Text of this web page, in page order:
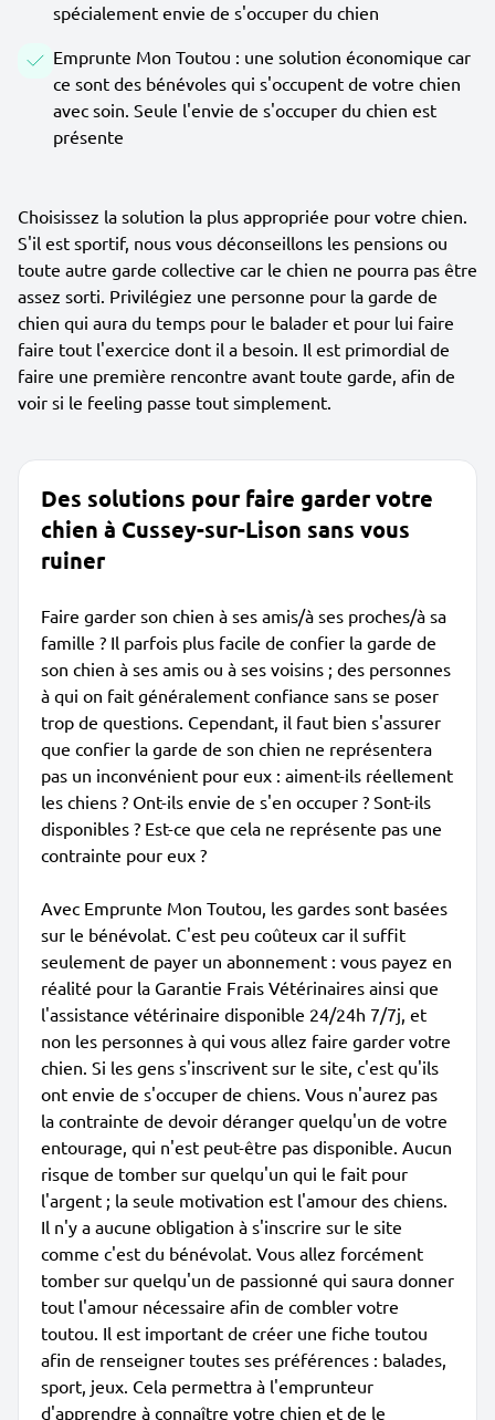
spécialement envie de s'occuper du chien
Emprunte Mon Toutou : une solution économique car
ce sont des bénévoles qui s'occupent de votre chien
avec soin. Seule l'envie de s'occuper du chien est
présente
Choisissez la solution la plus appropriée pour votre chien.
S'il est sportif, nous vous déconseillons les pensions ou
toute autre garde collective car le chien ne pourra pas être
assez sorti. Privilégiez une personne pour la garde de
chien qui aura du temps pour le balader et pour lui faire
faire tout l'exercice dont il a besoin. Il est primordial de
faire une première rencontre avant toute garde, afin de
voir si le feeling passe tout simplement.
Des solutions pour faire garder votre
chien à Cussey-sur-Lison sans vous
ruiner
Faire garder son chien à ses amis/à ses proches/à sa
famille ? Il parfois plus facile de confier la garde de
son chien à ses amis ou à ses voisins ; des personnes
à qui on fait généralement confiance sans se poser
trop de questions. Cependant, il faut bien s'assurer
que confier la garde de son chien ne représentera
pas un inconvénient pour eux : aiment-ils réellement
les chiens ? Ont-ils envie de s'en occuper ? Sont-ils
disponibles ? Est-ce que cela ne représente pas une
contrainte pour eux ?
Avec Emprunte Mon Toutou, les gardes sont basées
sur le bénévolat. C'est peu coûteux car il suffit
seulement de payer un abonnement : vous payez en
réalité pour la Garantie Frais Vétérinaires ainsi que
l'assistance vétérinaire disponible 24/24h 7/7j, et
non les personnes à qui vous allez faire garder votre
chien. Si les gens s'inscrivent sur le site, c'est qu'ils
ont envie de s'occuper de chiens. Vous n'aurez pas
la contrainte de devoir déranger quelqu'un de votre
entourage, qui n'est peut-être pas disponible. Aucun
risque de tomber sur quelqu'un qui le fait pour
l'argent ; la seule motivation est l'amour des chiens.
Il n'y a aucune obligation à s'inscrire sur le site
comme c'est du bénévolat. Vous allez forcément
tomber sur quelqu'un de passionné qui saura donner
tout l'amour nécessaire afin de combler votre
toutou. Il est important de créer une fiche toutou
afin de renseigner toutes ses préférences : balades,
sport, jeux. Cela permettra à l'emprunteur
d'apprendre à connaître votre chien et de le